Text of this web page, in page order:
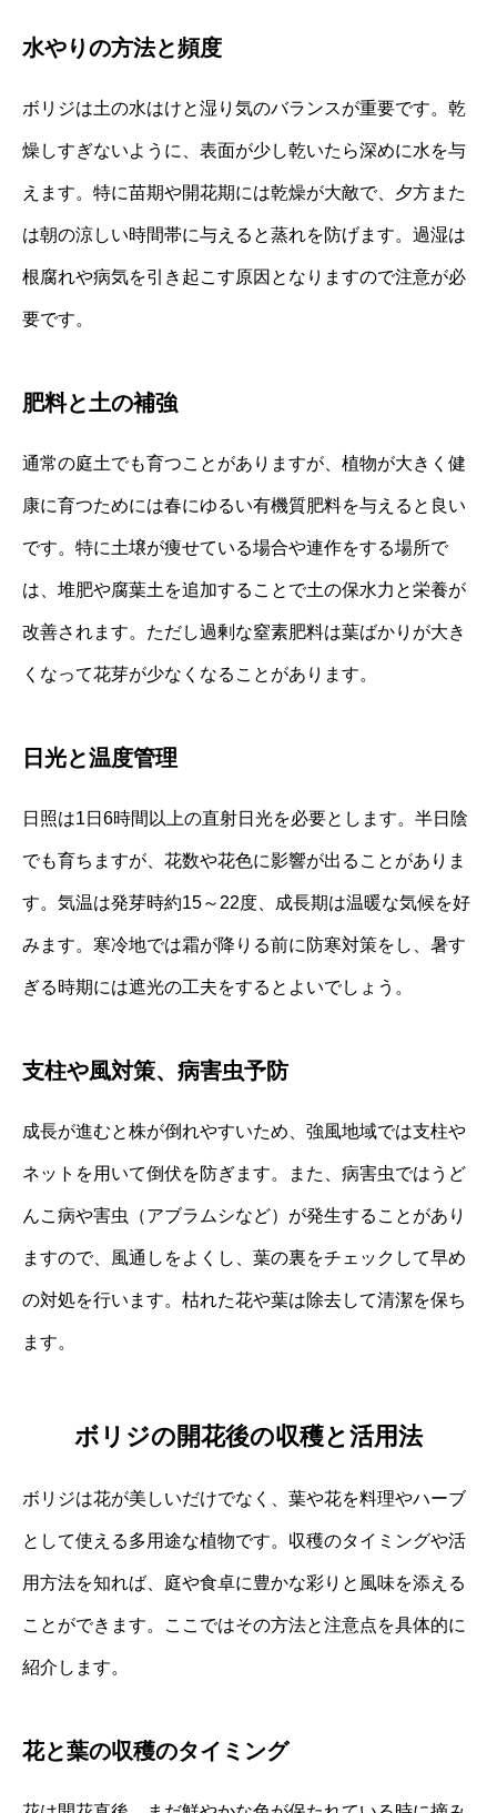
水やりの方法と頻度
ボリジは土の水はけと湿り気のバランスが重要です。乾
燥しすぎないように、表面が少し乾いたら深めに水を与
えます。特に苗期や開花期には乾燥が大敵で、夕方また
は朝の涼しい時間帯に与えると蒸れを防げます。過湿は
根腐れや病気を引き起こす原因となりますので注意が必
要です。
肥料と土の補強
通常の庭土でも育つことがありますが、植物が大きく健
康に育つためには春にゆるい有機質肥料を与えると良い
です。特に土壌が痩せている場合や連作をする場所で
は、堆肥や腐葉土を追加することで土の保水力と栄養が
改善されます。ただし過剰な窒素肥料は葉ばかりが大き
くなって花芽が少なくなることがあります。
日光と温度管理
日照は1日6時間以上の直射日光を必要とします。半日陰
でも育ちますが、花数や花色に影響が出ることがありま
す。気温は発芽時約15～22度、成長期は温暖な気候を好
みます。寒冷地では霜が降りる前に防寒対策をし、暑す
ぎる時期には遮光の工夫をするとよいでしょう。
支柱や風対策、病害虫予防
成長が進むと株が倒れやすいため、強風地域では支柱や
ネットを用いて倒伏を防ぎます。また、病害虫ではうど
んこ病や害虫（アブラムシなど）が発生することがあり
ますので、風通しをよくし、葉の裏をチェックして早め
の対処を行います。枯れた花や葉は除去して清潔を保ち
ます。
ボリジの開花後の収穫と活用法
ボリジは花が美しいだけでなく、葉や花を料理やハーブ
として使える多用途な植物です。収穫のタイミングや活
用方法を知れば、庭や食卓に豊かな彩りと風味を添える
ことができます。ここではその方法と注意点を具体的に
紹介します。
花と葉の収穫のタイミング